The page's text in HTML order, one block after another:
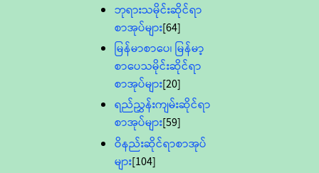
ဘုရားသမိုင်းဆိုင်ရာ
စာအုပ်များ[64]
မြန်မာစာပေ၊ မြန်မာ့
စာပေသမိုင်းဆိုင်ရာ
စာအုပ်များ[20]
ရည်ညွှန်းကျမ်းဆိုင်ရာ
စာအုပ်များ[59]
ဝိနည်းဆိုင်ရာစာအုပ်
များ[104]